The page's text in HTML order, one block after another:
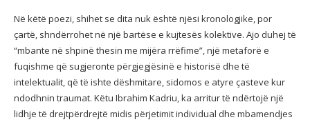
Në këtë poezi, shihet se dita nuk është njësi kronologjike, por
çartë, shndërrohet në një bartëse e kujtesës kolektive. Ajo duhej të
“mbante në shpinë thesin me mijëra rrëfime”, një metaforë e
fuqishme që sugjeronte përgjegjësinë e historisë dhe të
intelektualit, që të ishte dëshmitare, sidomos e atyre çasteve kur
ndodhnin traumat. Këtu Ibrahim Kadriu, ka arritur të ndërtojë një
lidhje të drejtpërdrejtë midis përjetimit individual dhe mbamendjes